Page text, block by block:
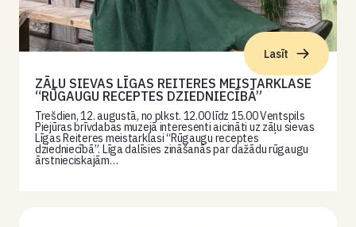
Lasīt
ZĀĻU SIEVAS LĪGAS REITERES MEISTARKLASE
“RŪGAUGU RECEPTES DZIEDNIECĪBĀ”
Trešdien, 12. augustā, no plkst. 12.00 līdz 15.00 Ventspils
Piejūras brīvdabas muzejā interesenti aicināti uz zāļu sievas
Līgas Reiteres meistarklasi “Rūgaugu receptes
dziedniecībā”. Līga dalīsies zināšanās par dažādu rūgaugu
ārstnieciskajām…